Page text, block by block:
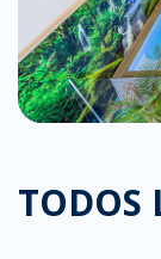
TODOS